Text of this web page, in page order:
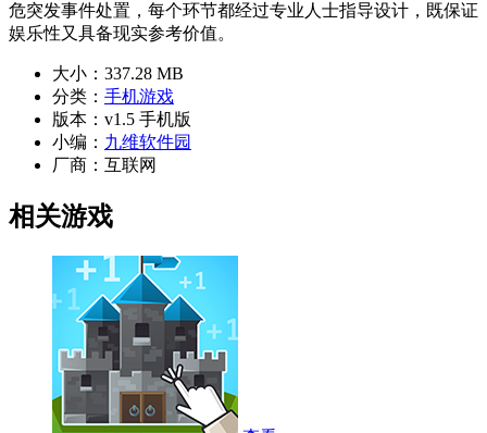
危突发事件处置，每个环节都经过专业人士指导设计，既保证
娱乐性又具备现实参考价值。
大小： 337.28 MB
分类： 手机游戏
版本： v1.5 手机版
小编： 九维软件园
厂商： 互联网
相关游戏